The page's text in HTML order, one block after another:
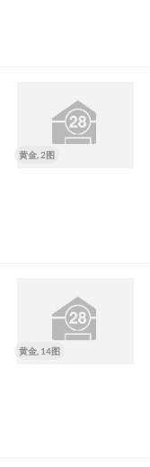
黄金, 2图
黄金, 14图